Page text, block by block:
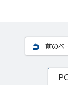
前のペ